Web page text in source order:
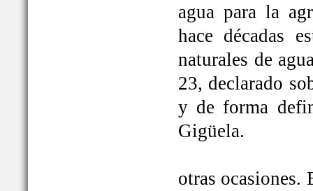
agua para la
hace décadas
naturales de
23, declarado
y de forma
Gigüela.
otras ocasiones.